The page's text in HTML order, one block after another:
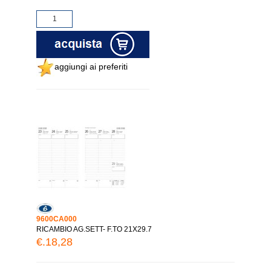
aggiungi ai preferiti
9600CA000
RICAMBIO AG.SETT- F.TO 21X29.7
€.18,28